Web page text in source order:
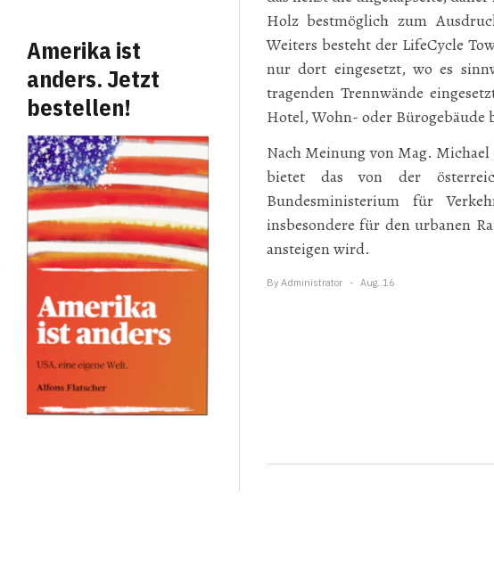
Amerika ist
anders. Jetzt
bestellen!
Holz bestmöglich zum
Weiters besteht der LifeCycle
nur dort eingesetzt, wo es
tragenden Trennwände
Hotel, Wohn- oder Bürogebäude
Nach Meinung von Mag.
bietet das von der
Bundesministerium für
insbesondere für den urbanen
ansteigen wird.
By Administrator Aug..16